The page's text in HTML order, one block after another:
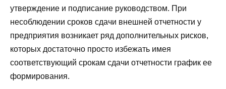
утверждение и подписание руководством. При
несоблюдении сроков сдачи внешней отчетности у
предприятия возникает ряд дополнительных рисков,
которых достаточно просто избежать имея
соответствующий срокам сдачи отчетности график ее
формирования.